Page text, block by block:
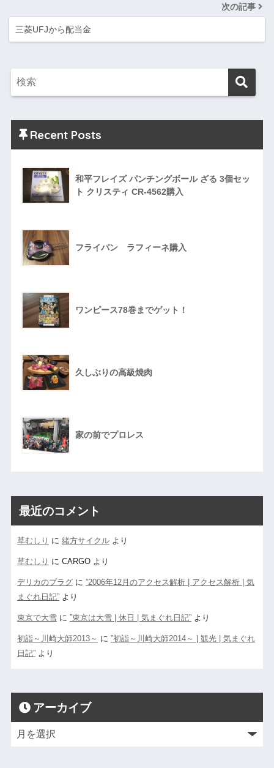
次の記事
三菱UFJから配当金
Recent Posts
和平フレイズ パンチングボール ざる 3個セッ
ト クリスティ CR-4562購入
フライパン ラフィーネ購入
ワンピース78巻までゲット！
久しぶりの高級焼肉
家の前でプロレス
最近のコメント
草むしり に 緒方サイクルより
草むしり に CARGOより
デリカのプラグに ”2006年12月のアクセス解析 | アクセス解析 | 気
まぐれ日記”より
東京で大雪に ”東京は大雪 | 休日 | 気まぐれ日記”より
初詣～川崎大師2013～ に ”初詣～川崎大師2014～ | 観光 | 気まぐれ
日記”より
アーカイブ